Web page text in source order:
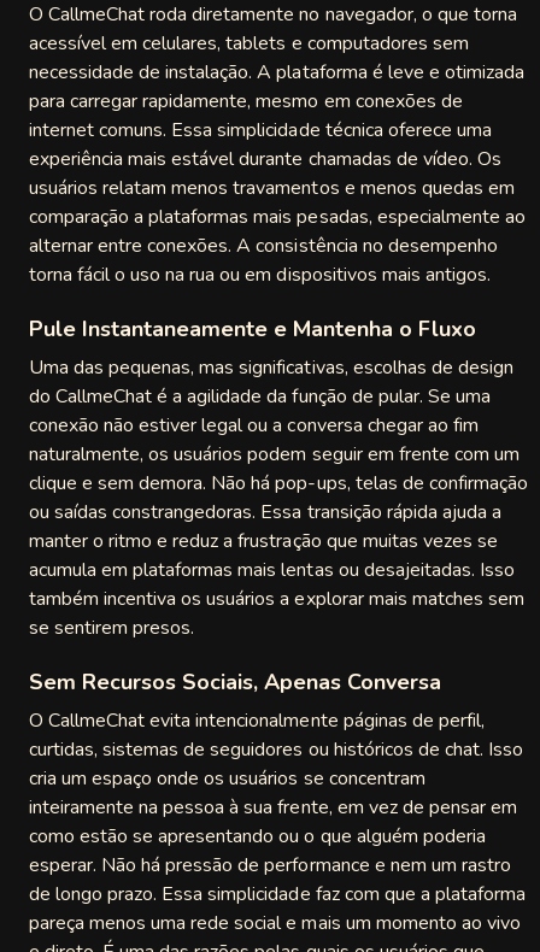
O CallmeChat roda diretamente no navegador, o que torna
acessível em celulares, tablets e computadores sem
necessidade de instalação. A plataforma é leve e otimizada
para carregar rapidamente, mesmo em conexões de
internet comuns. Essa simplicidade técnica oferece uma
experiência mais estável durante chamadas de vídeo. Os
usuários relatam menos travamentos e menos quedas em
comparação a plataformas mais pesadas, especialmente ao
alternar entre conexões. A consistência no desempenho
torna fácil o uso na rua ou em dispositivos mais antigos.
Pule Instantaneamente e Mantenha o Fluxo
Uma das pequenas, mas significativas, escolhas de design
do CallmeChat é a agilidade da função de pular. Se uma
conexão não estiver legal ou a conversa chegar ao fim
naturalmente, os usuários podem seguir em frente com um
clique e sem demora. Não há pop-ups, telas de confirmação
ou saídas constrangedoras. Essa transição rápida ajuda a
manter o ritmo e reduz a frustração que muitas vezes se
acumula em plataformas mais lentas ou desajeitadas. Isso
também incentiva os usuários a explorar mais matches sem
se sentirem presos.
Sem Recursos Sociais, Apenas Conversa
O CallmeChat evita intencionalmente páginas de perfil,
curtidas, sistemas de seguidores ou históricos de chat. Isso
cria um espaço onde os usuários se concentram
inteiramente na pessoa à sua frente, em vez de pensar em
como estão se apresentando ou o que alguém poderia
esperar. Não há pressão de performance e nem um rastro
de longo prazo. Essa simplicidade faz com que a plataforma
pareça menos uma rede social e mais um momento ao vivo